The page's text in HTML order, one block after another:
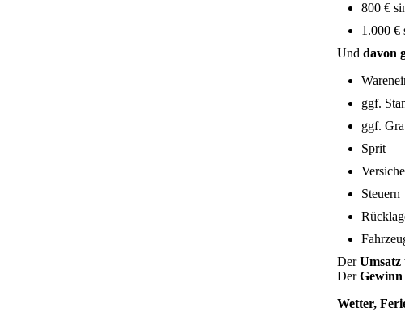
800 €
1.000 €
Und davon
ggf.
ggf.
Sprit
Steuern
DerUmsatz
DerGewinn
Wetter,